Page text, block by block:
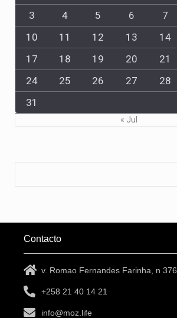
3
4 5 6 7
10
11 12 13 14
17
18 19 20 21
24
25 26 27 28
31
« Jul
Contacto
v. Romao Fernandes Farinha, n 376
+258 21 40 14 21
info@moz.life